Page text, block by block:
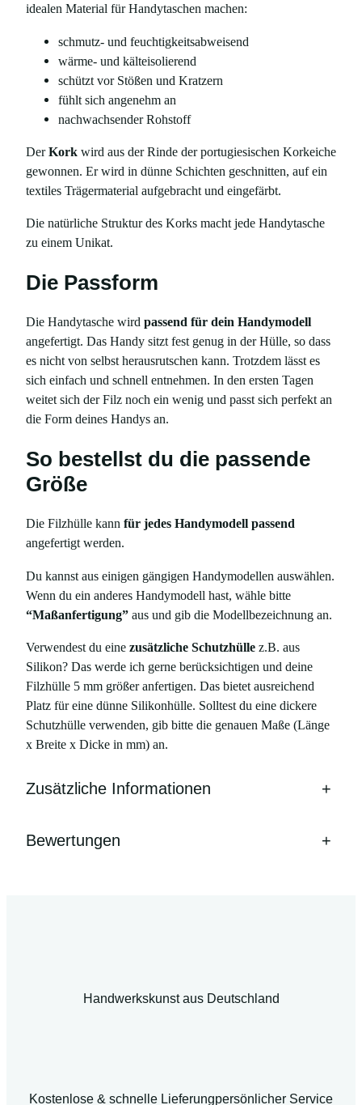
idealen Material für Handytaschen machen:
schmutz- und feuchtigkeitsabweisend
wärme- und kälteisolierend
schützt vor Stößen und Kratzern
fühlt sich angenehm an
nachwachsender Rohstoff
DerKork wird aus der Rinde der portugiesischen Korkeiche
gewonnen. Er wird in dünne Schichten geschnitten, auf ein
textiles Trägermaterial aufgebracht und eingefärbt.
Die natürliche Struktur des Korks macht jede Handytasche
zu einem Unikat.
Die Passform
Die Handytasche wird passend für dein Handymodell
angefertigt. Das Handy sitzt fest genug in der Hülle, so dass
es nicht von selbst herausrutschen kann. Trotzdem lässt es
sich einfach und schnell entnehmen. In den ersten Tagen
weitet sich der Filz noch ein wenig und passt sich perfekt an
die Form deines Handys an.
So bestellst du die passende
Größe
Die Filzhülle kann für jedes Handymodell passend
angefertigt werden.
Du kannst aus einigen gängigen Handymodellen auswählen.
Wenn du ein anderes Handymodell hast, wähle bitte
“Maßanfertigung” aus und gib die Modellbezeichnung an.
Verwendest du eine zusätzliche Schutzhülle z.B. aus
Silikon? Das werde ich gerne berücksichtigen und deine
Filzhülle 5 mm größer anfertigen. Das bietet ausreichend
Platz für eine dünne Silikonhülle. Solltest du eine dickere
Schutzhülle verwenden, gib bitte die genauen Maße (Länge
x Breite x Dicke in mm) an.
Zusätzliche Informationen +
Bewertungen +
Handwerkskunst aus Deutschland
Kostenlose & schnelle Lieferungpersönlicher Service